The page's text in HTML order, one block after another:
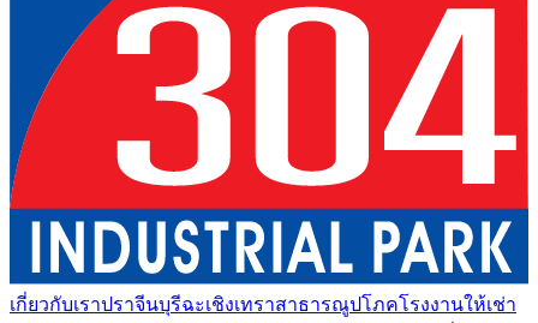
เกี่ยวกับเราปราจีนบุรีฉะเชิงเทราสาธารณูปโภคโรงงานให้เช่า